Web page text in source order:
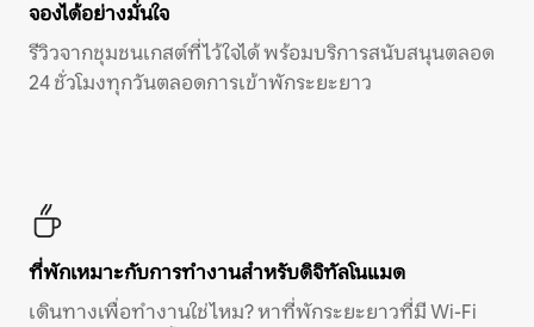
จองได้อย่างมั่นใจ
รีวิวจากชุมชนเกสต์ที่ไว้ใจได้ พร้อมบริการสนับสนุนตลอด
24 ชั่วโมงทุกวันตลอดการเข้าพักระยะยาว
ที่พักเหมาะกับการทำงานสำหรับดิจิทัลโนแมด
เดินทางเพื่อทำงานใช่ไหม? หาที่พักระยะยาวที่มี Wi-Fi